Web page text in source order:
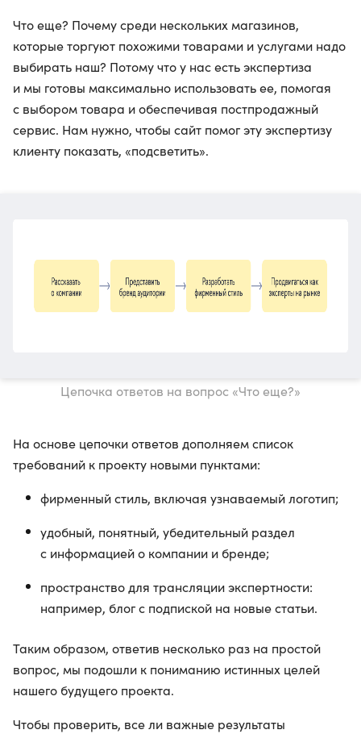
Что еще? Почему среди нескольких магазинов,
которые торгуют похожими товарами и услугами надо
выбирать наш? Потому что у нас есть экспертиза
и мы готовы максимально использовать ее, помогая
с выбором товара и обеспечивая постпродажный
сервис. Нам нужно, чтобы сайт помог эту экспертизу
клиенту показать, «подсветить».
Цепочка ответов на вопрос «Что еще?»
На основе цепочки ответов дополняем список
требований к проекту новыми пунктами:
фирменный стиль, включая узнаваемый логотип;
удобный, понятный, убедительный раздел
с информацией о компании и бренде;
пространство для трансляции экспертности:
например, блог с подпиской на новые статьи.
Таким образом, ответив несколько раз на простой
вопрос, мы подошли к пониманию истинных целей
нашего будущего проекта.
Чтобы проверить, все ли важные результаты